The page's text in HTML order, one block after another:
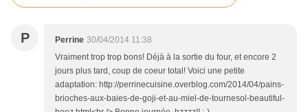
P Perrine 30/04/2014 11:38
Vraiment trop trop bons! Déjà à la sortie du four, et encore 2
jours plus tard, coup de coeur total! Voici une petite
adaptation: http://perrinecuisine.overblog.com/2014/04/pains-
brioches-aux-baies-de-goji-et-au-miel-de-tournesol-beautiful-